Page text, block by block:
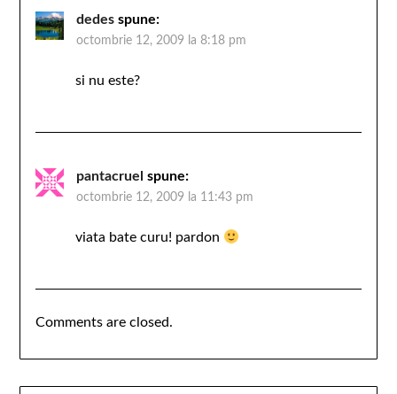
dedes spune:
octombrie 12, 2009 la 8:18 pm
si nu este?
pantacruel spune:
octombrie 12, 2009 la 11:43 pm
viata bate curu! pardon
Comments are closed.